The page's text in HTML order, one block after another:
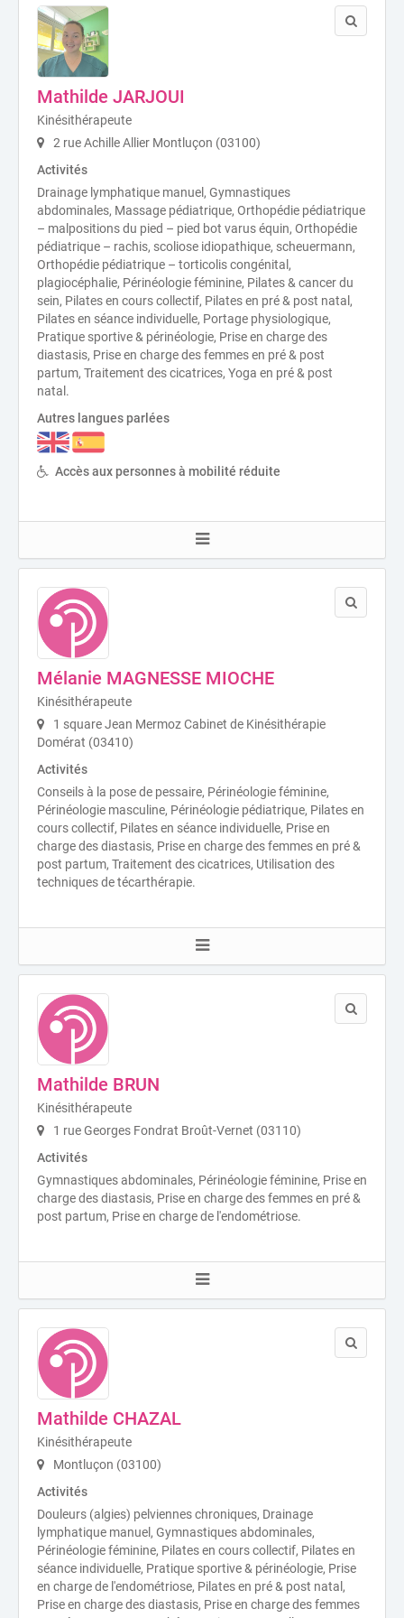
Mathilde JARJOUI
Kinésithérapeute
2 rue Achille Allier Montluçon (03100)
Activités
Drainage lymphatique manuel, Gymnastiques
abdominales, Massage pédiatrique, Orthopédie pédiatrique
– malpositions du pied – pied bot varus équin, Orthopédie
pédiatrique – rachis, scoliose idiopathique, scheuermann,
Orthopédie pédiatrique – torticolis congénital,
plagiocéphalie, Périnéologie féminine, Pilates & cancer du
sein, Pilates en cours collectif, Pilates en pré & post natal,
Pilates en séance individuelle, Portage physiologique,
Pratique sportive & périnéologie, Prise en charge des
diastasis, Prise en charge des femmes en pré & post
partum, Traitement des cicatrices, Yoga en pré & post
natal.
Autres langues parlées
Accès aux personnes à mobilité réduite
Mélanie MAGNESSE MIOCHE
Kinésithérapeute
1 square Jean Mermoz Cabinet de Kinésithérapie
Domérat (03410)
Activités
Conseils à la pose de pessaire, Périnéologie féminine,
Périnéologie masculine, Périnéologie pédiatrique, Pilates en
cours collectif, Pilates en séance individuelle, Prise en
charge des diastasis, Prise en charge des femmes en pré &
post partum, Traitement des cicatrices, Utilisation des
techniques de técarthérapie.
Mathilde BRUN
Kinésithérapeute
1 rue Georges Fondrat Broût-Vernet (03110)
Activités
Gymnastiques abdominales, Périnéologie féminine, Prise en
charge des diastasis, Prise en charge des femmes en pré &
post partum, Prise en charge de l'endométriose.
Mathilde CHAZAL
Kinésithérapeute
Montluçon (03100)
Activités
Douleurs (algies) pelviennes chroniques, Drainage
lymphatique manuel, Gymnastiques abdominales,
Périnéologie féminine, Pilates en cours collectif, Pilates en
séance individuelle, Pratique sportive & périnéologie, Prise
en charge de l'endométriose, Pilates en pré & post natal,
Prise en charge des diastasis, Prise en charge des femmes